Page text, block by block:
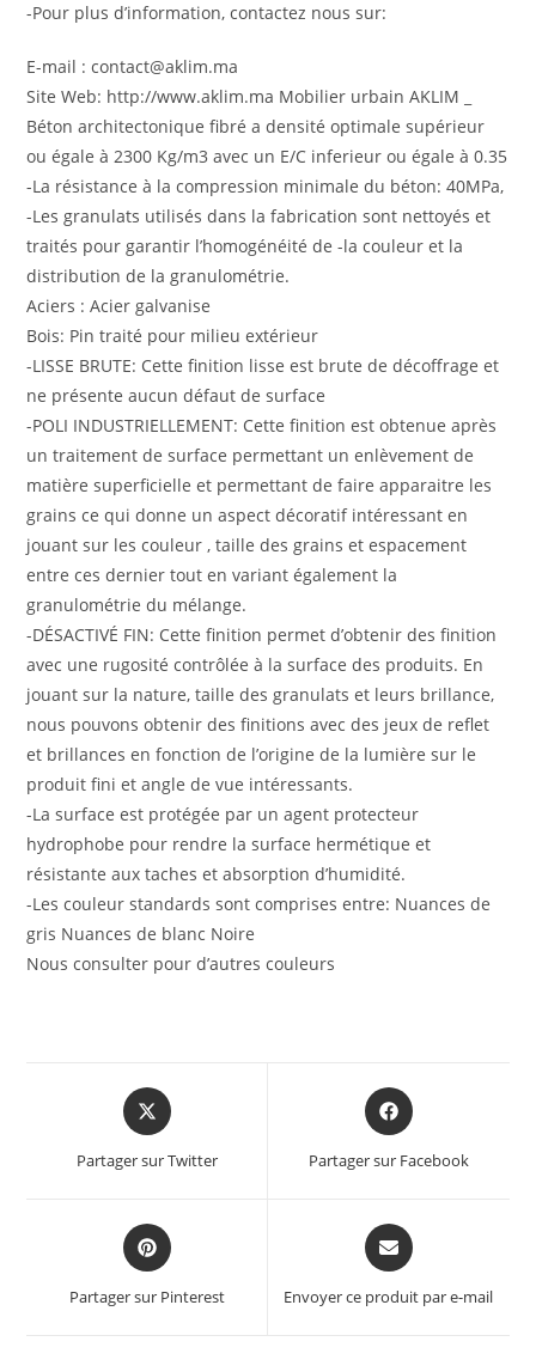
-Pour plus d’information, contactez nous sur:
E-mail : contact@aklim.ma
Site Web: http://www.aklim.ma Mobilier urbain AKLIM _
Béton architectonique fibré a densité optimale supérieur
ou égale à 2300 Kg/m3 avec un E/C inferieur ou égale à 0.35
-La résistance à la compression minimale du béton: 40MPa,
-Les granulats utilisés dans la fabrication sont nettoyés et
traités pour garantir l’homogénéité de -la couleur et la
distribution de la granulométrie.
Aciers : Acier galvanise
Bois: Pin traité pour milieu extérieur
-LISSE BRUTE: Cette finition lisse est brute de décoffrage et
ne présente aucun défaut de surface
-POLI INDUSTRIELLEMENT: Cette finition est obtenue après
un traitement de surface permettant un enlèvement de
matière superficielle et permettant de faire apparaitre les
grains ce qui donne un aspect décoratif intéressant en
jouant sur les couleur , taille des grains et espacement
entre ces dernier tout en variant également la
granulométrie du mélange.
-DÉSACTIVÉ FIN: Cette finition permet d’obtenir des finition
avec une rugosité contrôlée à la surface des produits. En
jouant sur la nature, taille des granulats et leurs brillance,
nous pouvons obtenir des finitions avec des jeux de reflet
et brillances en fonction de l’origine de la lumière sur le
produit fini et angle de vue intéressants.
-La surface est protégée par un agent protecteur
hydrophobe pour rendre la surface hermétique et
résistante aux taches et absorption d’humidité.
-Les couleur standards sont comprises entre: Nuances de
gris Nuances de blanc Noire
Nous consulter pour d’autres couleurs
Partager sur Twitter Partager sur Facebook
Partager sur Pinterest Envoyer ce produit par e-mail